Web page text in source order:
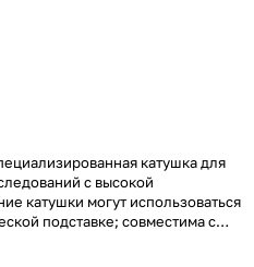
катушка для
с высокой
катушки могут использоваться
подставке; совместима с
Orian 1.5T и Titan 1.5T.